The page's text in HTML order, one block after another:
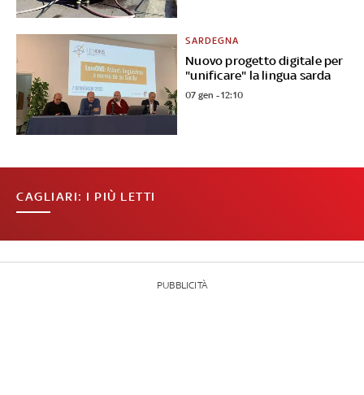
Nuovo progetto digitale per
"unificare" la lingua sarda
SARDEGNA
07 gen - 12:10
CAGLIARI: I PIÙ LETTI
PUBBLICITÀ